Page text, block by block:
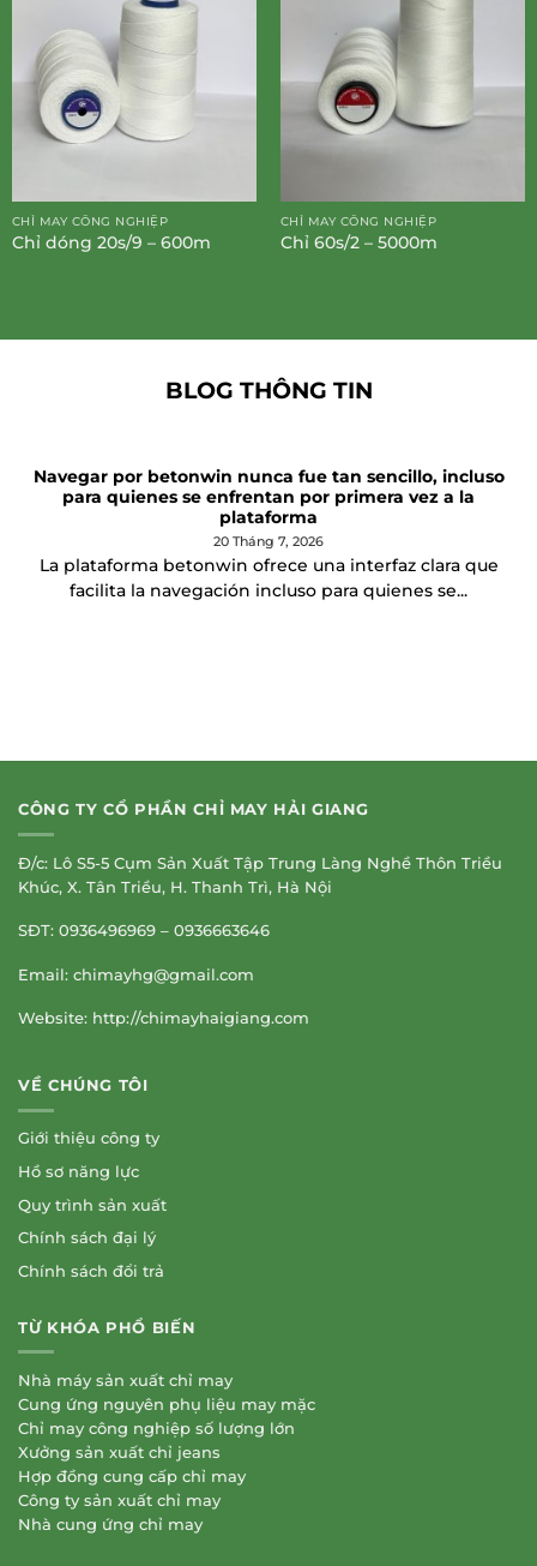
CHỈ MAY CÔNG NGHIỆP
Chỉ dóng 20s/9 – 600m
CHỈ MAY CÔNG NGHIỆP
Chỉ 60s/2 – 5000m
BLOG THÔNG TIN
Navegar por betonwin nunca fue tan sencillo, incluso
para quienes se enfrentan por primera vez a la
plataforma
20 Tháng 7, 2026
La plataforma betonwin ofrece una interfaz clara que
facilita la navegación incluso para quienes se...
CÔNG TY CỔ PHẦN CHỈ MAY HẢI GIANG
Đ/c: Lô S5-5 Cụm Sản Xuất Tập Trung Làng Nghề Thôn Triều
Khúc, X. Tân Triều, H. Thanh Trì, Hà Nội
SĐT: 0936496969 – 0936663646
Email: chimayhg@gmail.com
Website: http://chimayhaigiang.com
VỀ CHÚNG TÔI
Giới thiệu công ty
Hồ sơ năng lực
Quy trình sản xuất
Chính sách đại lý
Chính sách đổi trả
TỪ KHÓA PHỔ BIẾN
Nhà máy sản xuất chỉ may
Cung ứng nguyên phụ liệu may mặc
Chỉ may công nghiệp số lượng lớn
Xưởng sản xuất chỉ jeans
Hợp đồng cung cấp chỉ may
Công ty sản xuất chỉ may
Nhà cung ứng chỉ may